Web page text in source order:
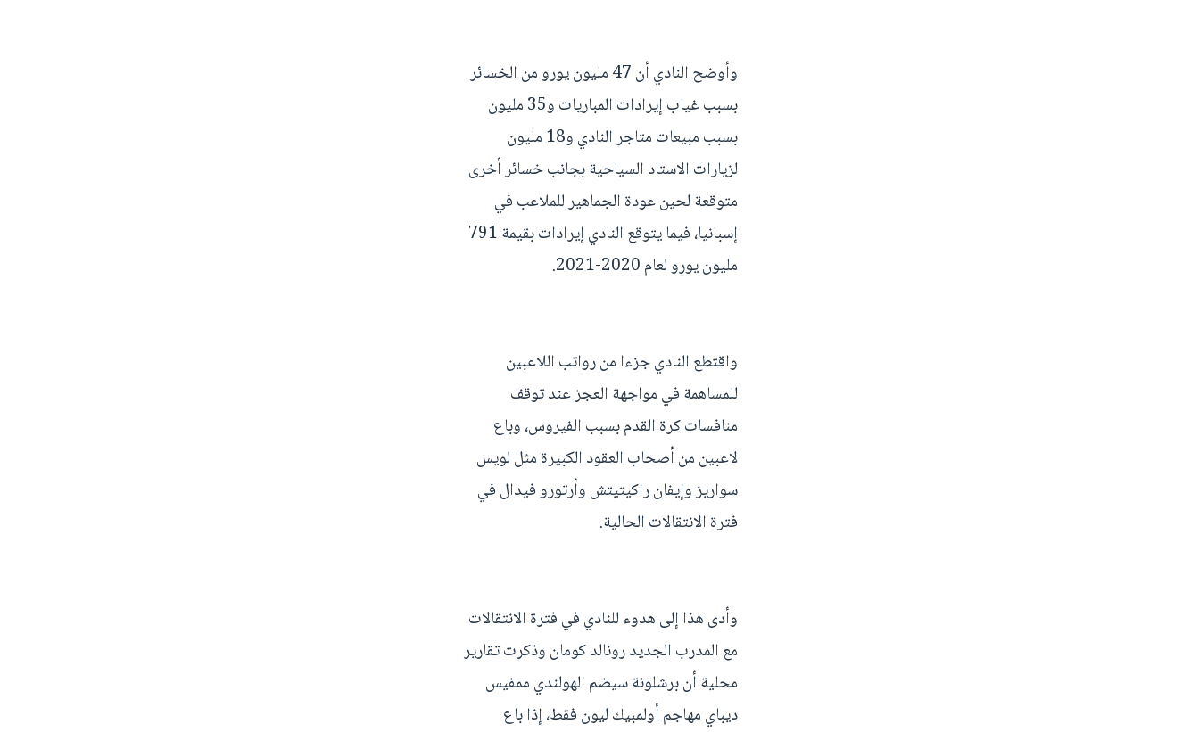
وأوضح النادي أن 47 مليون يورو من الخسائر
بسبب غياب إيرادات المباريات و35 مليون
بسبب مبيعات متاجر النادي و18 مليون
لزيارات الاستاد السياحية بجانب خسائر أخرى
متوقعة لحين عودة الجماهير للملاعب في
إسبانيا، فيما يتوقع النادي إيرادات بقيمة 791
مليون يورو لعام 2020-2021.
واقتطع النادي جزءا من رواتب اللاعبين
للمساهمة في مواجهة العجز عند توقف
منافسات كرة القدم بسبب الفيروس، وباع
لاعبين من أصحاب العقود الكبيرة مثل لويس
سواريز وإيفان راكيتيتش وأرتورو فيدال في
فترة الانتقالات الحالية.
وأدى هذا إلى هدوء للنادي في فترة الانتقالات
مع المدرب الجديد رونالد كومان وذكرت تقارير
محلية أن برشلونة سيضم الهولندي ممفيس
ديباي مهاجم أولمبيك ليون فقط، إذا باع